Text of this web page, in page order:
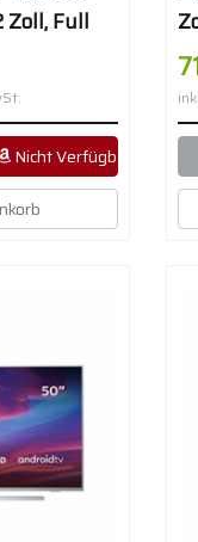
Zoll, Full
TV,
Nicht Verfügbar